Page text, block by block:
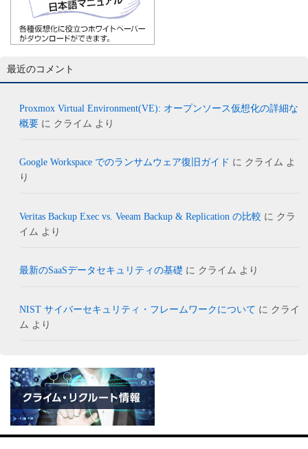
最近のコメント
Proxmox Virtual Environment(VE): オープンソース仮想化の詳細な
概要 に クライム より
Google Workspace でのランサムウェア復旧ガイド に クライム よ
り
Veritas Backup Exec vs. Veeam Backup & Replication の比較 に クラ
イム より
最新のSaaSデータセキュリティの基礎 に クライム より
NIST サイバーセキュリティ・フレームワークについて に クライ
ム より